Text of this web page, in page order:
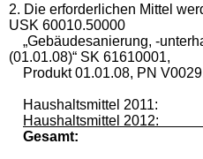
2. Die erforderlichen Mittel
USK 60010.50000
„Gebäudesanierung, -
(01.01.08)“ SK 61610001,
Produkt 01.01.08, PN
Haushaltsmittel
Haushaltsmittel
Gesamt: